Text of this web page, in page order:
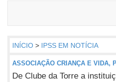
INÍCIO > IPSS EM NOTÍCIA
ASSOCIAÇÃO CRIANÇA E VIDA,
De Clube da Torre a